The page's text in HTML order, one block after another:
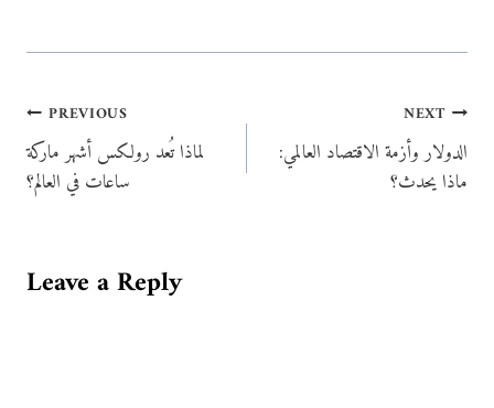
Post
navigation
PREVIOUS
لماذا تُعد رولكس أشهر ماركة
ساعات في العالم؟
NEXT
الدولار وأزمة الاقتصاد العالمي:
ماذا يحدث؟
Leave a Reply